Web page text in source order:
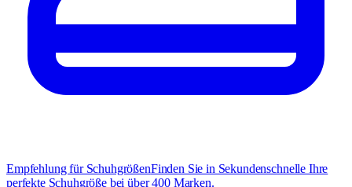
Empfehlung für SchuhgrößenFinden Sie in Sekundenschnelle Ihre
perfekte Schuhgröße bei über 400 Marken.